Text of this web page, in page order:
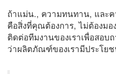
ถ้าแม่น., ความทนทาน, และ
คือสิ่งที่คุณต้องการ, ไม่ต้องมอ
ติดต่อทีมงานของเราเพื่อสอบ
ว่าผลิตภัณฑ์ของเรามีประโย